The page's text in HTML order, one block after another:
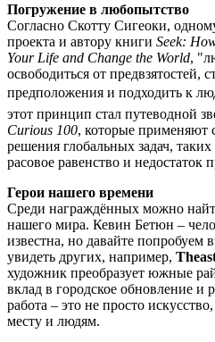
Погружение в любопытство
Согласно Скотту Сигеоки,
проекта и автору книги Seek:
Your Life and Change the World,
освободиться от предвзятостей,
предположения и подходить к
этот принцип стал путеводной
Curious 100, которые применяют
решения глобальных задач,
расовое равенство и недостаток
Герои нашего времени
Среди награждённых можно
нашего мира. Кевин Бетюн –
известна, но давайте попробуем
увидеть других, например,
художник преобразует южные
вклад в городское обновление и
работа – это не просто
месту и людям.